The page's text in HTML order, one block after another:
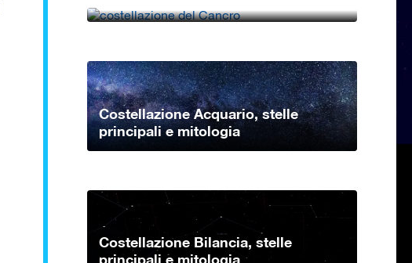
Costellazione Acquario, stelle
principali e mitologia
Costellazione Bilancia, stelle
principali e mitologia